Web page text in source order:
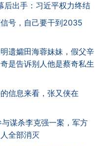
后出手：习近平权力终结
号，自己要干到2035
遗孀田海蓉妹妹，假父辛
是告诉别人他是蔡奇私生
信息来看，张又侠在
谋杀李克强一案，军方
全部消灭